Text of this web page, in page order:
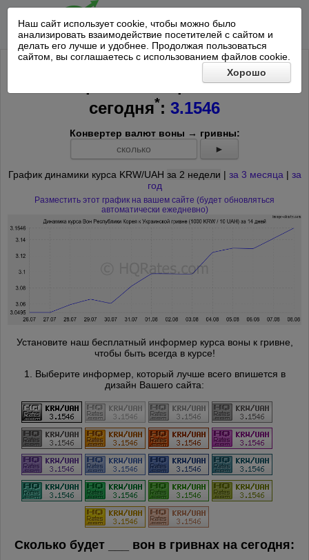
Наш сайт использует cookie, чтобы можно было
анализировать взаимодействие посетителей с сайтом и
делать его лучше и удобнее. Продолжая пользоваться
сайтом, вы соглашаетесь с использованием файлов cookie.
Хорошо
Курс 1000 Вон Республики Корея к
10 Украинским гривнам на
сегодня*: 3.1546
Конвертер валют воны → гривны:
►
График динамики курса KRW/UAH за 2 недели | за 3 месяца | за
год
Разместить этот график на вашем сайте (будет обновляться
автоматически ежедневно)
Установите наш бесплатный информер курса воны к гривне,
чтобы быть всегда в курсе!
1. Выберите информер, который лучше всего впишется в
дизайн Вашего сайта:
Сколько будет вон в гривнах на сегодня: